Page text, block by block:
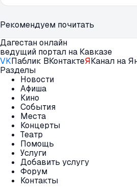
Рекомендуем почитать
Дагестан онлайн
ведущий портал на Кавказе
VKПаблик ВКонтактеЯКанал на
Разделы
Новости
Афиша
Кино
События
Места
Концерты
Театр
Помощь
Услуги
Добавить услугу
Форум
Контакты